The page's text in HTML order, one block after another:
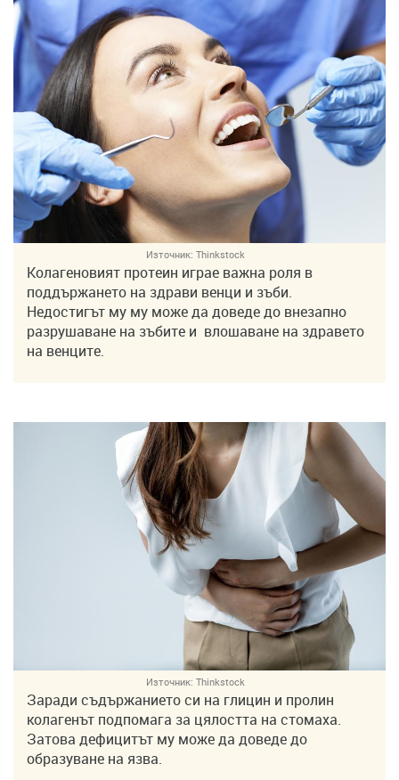
Източник: Thinkstock
Колагеновият протеин играе важна роля в
поддържането на здрави венци и зъби.
Недостигът му му може да доведе до внезапно
разрушаване на зъбите и влошаване на здравето
на венците.
Източник: Thinkstock
Заради съдържанието си на глицин и пролин
колагенът подпомага за цялостта на стомаха.
Затова дефицитът му може да доведе до
образуване на язва.